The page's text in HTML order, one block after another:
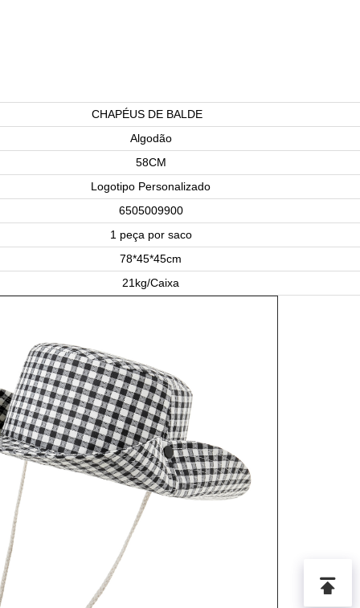
CHAPÉUS DE BALDE
Algodão
58CM
Logotipo Personalizado
6505009900
1 peça por saco
78*45*45cm
21kg/Caixa